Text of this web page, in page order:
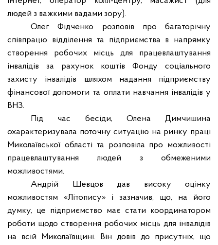
людей з важкими вадами зору).
Олег Фідченко розповів про багаторічну
співпрацю відділення та підприємства в напрямку
створення робочих місць для працевлаштування
інвалідів за рахунок коштів Фонду соціального
захисту інвалідів шляхом надання підприємству
фінансової допомоги та оплати навчання інвалідів у
ВНЗ.
Під час бесіди, Олена Димчишина
охарактеризувала поточну ситуацію на ринку праці
Миколаївської області та розповіла про можливості
працевлаштування людей з обмеженими
можливостями.
Андрій Шевцов дав високу оцінку
можливостям «Літопису» і зазначив, що, на його
думку, це підприємство має стати координатором
роботи щодо створення робочих місць для інвалідів
на всій Миколаївщині. Він довів до присутніх, що